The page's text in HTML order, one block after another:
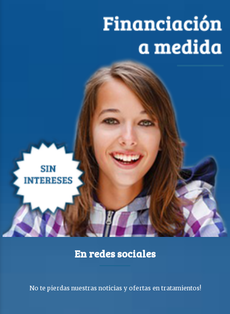
En redes sociales
No te pierdas nuestras noticias y ofertas en tratamientos!